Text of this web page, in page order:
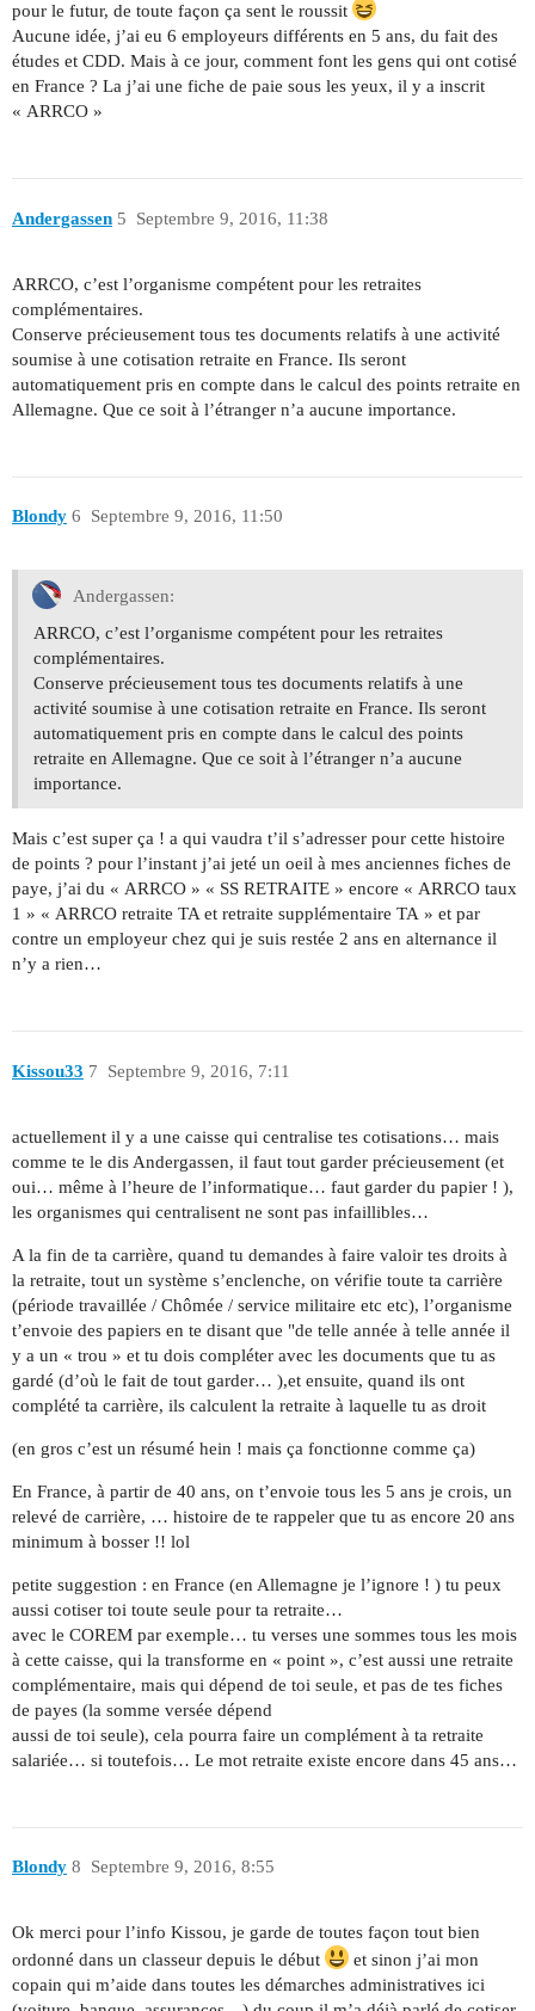
pour le futur, de toute façon ça sent le roussit
Aucune idée, j’ai eu 6 employeurs différents en 5 ans, du fait des
études et CDD. Mais à ce jour, comment font les gens qui ont cotisé
en France ? La j’ai une fiche de paie sous les yeux, il y a inscrit
« ARRCO »
Andergassen Septembre 9, 2016, 11:38
5
ARRCO, c’est l’organisme compétent pour les retraites
complémentaires.
Conserve précieusement tous tes documents relatifs à une activité
soumise à une cotisation retraite en France. Ils seront
automatiquement pris en compte dans le calcul des points retraite en
Allemagne. Que ce soit à l’étranger n’a aucune importance.
Blondy Septembre 9, 2016, 11:50
6
Andergassen:
ARRCO, c’est l’organisme compétent pour les retraites
complémentaires.
Conserve précieusement tous tes documents relatifs à une
activité soumise à une cotisation retraite en France. Ils seront
automatiquement pris en compte dans le calcul des points
retraite en Allemagne. Que ce soit à l’étranger n’a aucune
importance.
Mais c’est super ça ! a qui vaudra t’il s’adresser pour cette histoire
de points ? pour l’instant j’ai jeté un oeil à mes anciennes fiches de
paye, j’ai du « ARRCO » « SS RETRAITE » encore « ARRCO taux
1 » « ARRCO retraite TA et retraite supplémentaire TA » et par
contre un employeur chez qui je suis restée 2 ans en alternance il
n’y a rien…
Kissou33 Septembre 9, 2016, 7:11
7
actuellement il y a une caisse qui centralise tes cotisations… mais
comme te le dis Andergassen, il faut tout garder précieusement (et
oui… même à l’heure de l’informatique… faut garder du papier ! ),
les organismes qui centralisent ne sont pas infaillibles…
A la fin de ta carrière, quand tu demandes à faire valoir tes droits à
la retraite, tout un système s’enclenche, on vérifie toute ta carrière
(période travaillée / Chômée / service militaire etc etc), l’organisme
t’envoie des papiers en te disant que "de telle année à telle année il
y a un « trou » et tu dois compléter avec les documents que tu as
gardé (d’où le fait de tout garder… ),et ensuite, quand ils ont
complété ta carrière, ils calculent la retraite à laquelle tu as droit
(en gros c’est un résumé hein ! mais ça fonctionne comme ça)
En France, à partir de 40 ans, on t’envoie tous les 5 ans je crois, un
relevé de carrière, … histoire de te rappeler que tu as encore 20 ans
minimum à bosser !! lol
petite suggestion : en France (en Allemagne je l’ignore ! ) tu peux
aussi cotiser toi toute seule pour ta retraite…
avec le COREM par exemple… tu verses une sommes tous les mois
à cette caisse, qui la transforme en « point », c’est aussi une retraite
complémentaire, mais qui dépend de toi seule, et pas de tes fiches
de payes (la somme versée dépend
aussi de toi seule), cela pourra faire un complément à ta retraite
salariée… si toutefois… Le mot retraite existe encore dans 45 ans…
Blondy Septembre 9, 2016, 8:55
8
Ok merci pour l’info Kissou, je garde de toutes façon tout bien
ordonné dans un classeur depuis le début
et sinon j’ai mon
copain qui m’aide dans toutes les démarches administratives ici